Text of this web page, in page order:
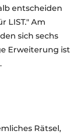
entscheiden
LIST." Am
sich sechs
Erweiterung ist
Rätsel,